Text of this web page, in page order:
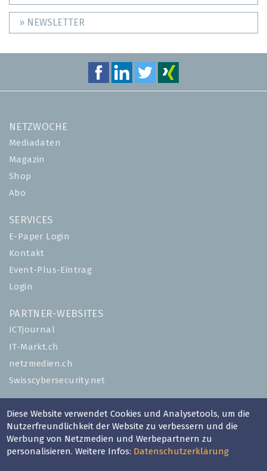
» NEWSLETTER
NETZWOCHE
Mediadaten
Magazin
Shop
Abo
SERVICES
E-Paper Login
Kontakt
Event-Plus-Eintrag
Login
PARTNER-WEBSITES
ICTjournal
IT-Markt.ch
netzmedien.ch
Swisscybersecurity.net
© NETZMEDIEN AG 2026
Impressum
AGB
Nutzungsbestimmungen
Diese Website verwendet Cookies und Analysetools, um die
Nutzerfreundlichkeit der Website zu verbessern und die
Werbung von Netzmedien und Werbepartnern zu
personalisieren. Weitere Infos: Datenschutzerklärung